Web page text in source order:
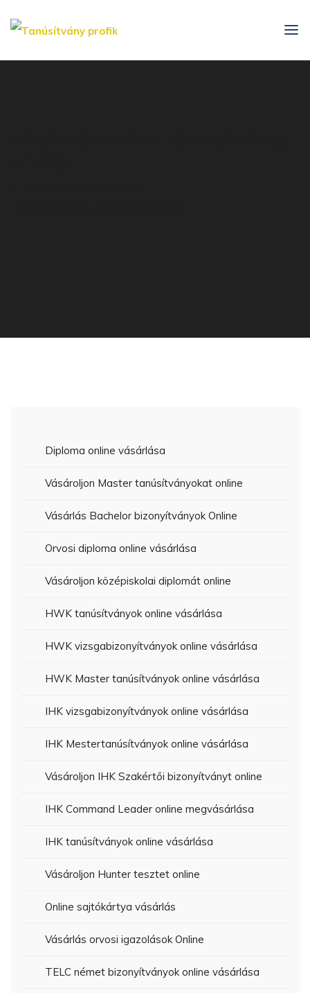
Diploma online vásárlása
Vásároljon Master tanúsítványokat online
Vásárlás Bachelor bizonyítványok Online
Orvosi diploma online vásárlása
Vásároljon középiskolai diplomát online
HWK tanúsítványok online vásárlása
HWK vizsgabizonyítványok online vásárlása
HWK Master tanúsítványok online vásárlása
IHK vizsgabizonyítványok online vásárlása
IHK Mestertanúsítványok online vásárlása
Vásároljon IHK Szakértői bizonyítványt online
IHK Command Leader online megvásárlása
IHK tanúsítványok online vásárlása
Vásároljon Hunter tesztet online
Online sajtókártya vásárlás
Vásárlás orvosi igazolások Online
TELC német bizonyítványok online vásárlása